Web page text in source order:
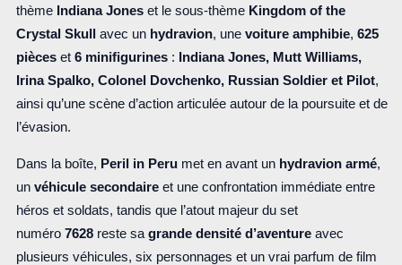
thème Indiana Jones et le sous-thème Kingdom of the
Crystal Skull
avec un hydravion, une voiture amphibie, 625
pièceset 6 minifigurines:
Indiana Jones, Mutt Williams,
Irina Spalko, Colonel Dovchenko, Russian Soldier et Pilot,
ainsi qu’une scène d’action articulée autour de la poursuite et de
l’évasion.
Dans la boîte, Peril in Perumet en avant un hydravion armé,
un véhicule secondaireet une confrontation immédiate entre
héros et soldats, tandis que l’atout majeur du set
numéro 7628reste sa grande densité d’aventureavec
plusieurs véhicules, six personnages et un vrai parfum de film